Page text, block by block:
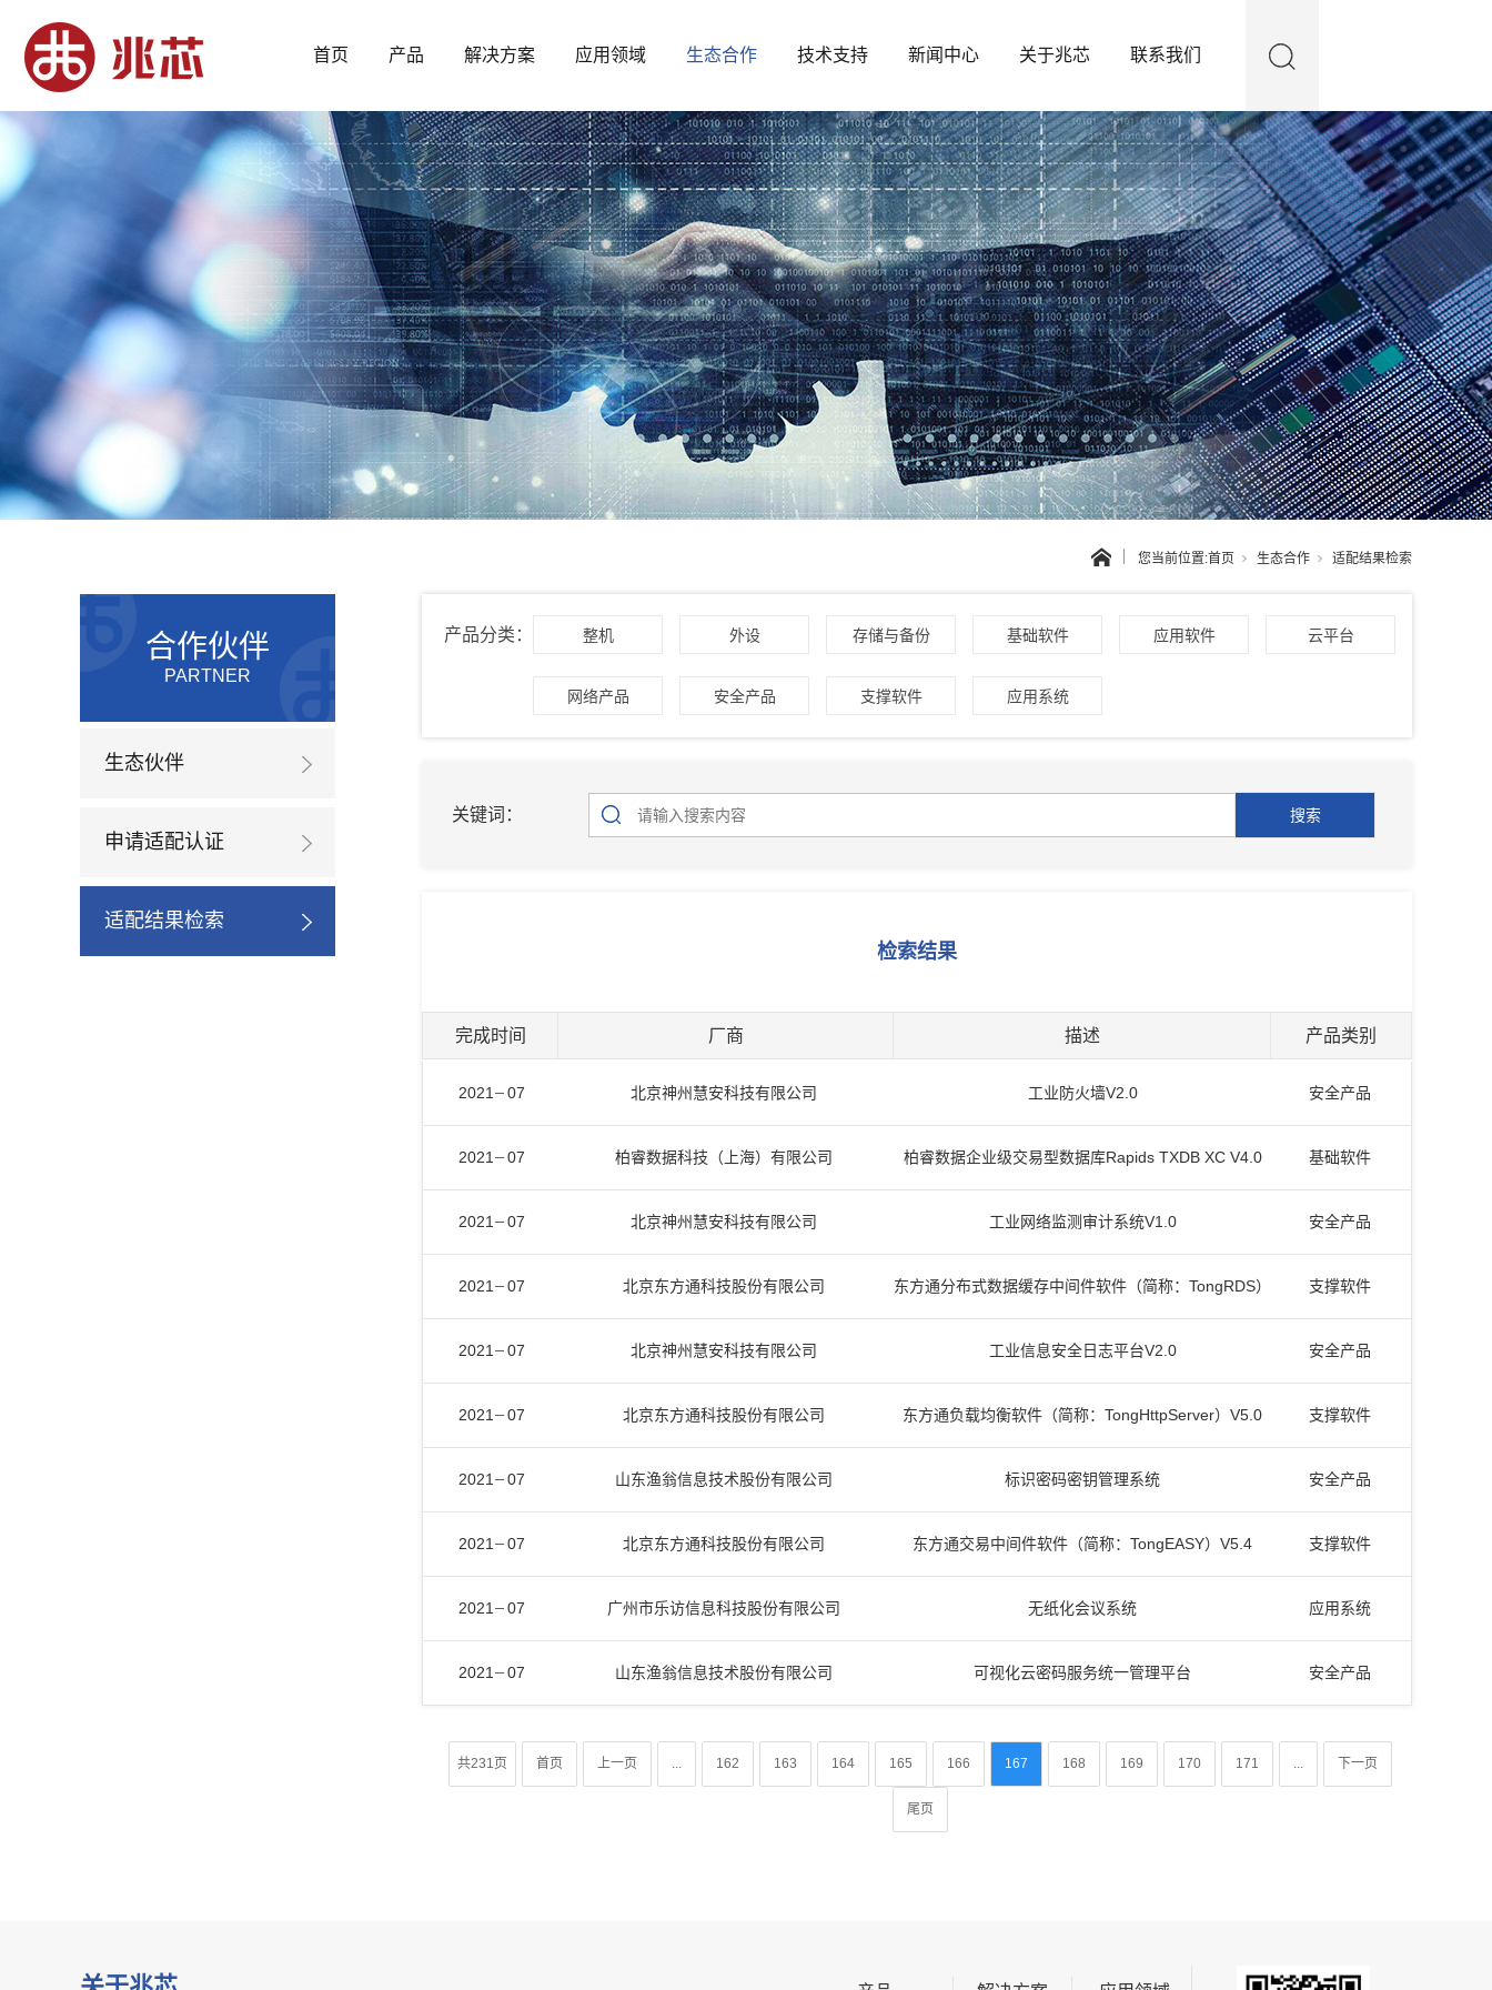
首页 产品 解决方案 应用领域 生态合作 技术支持 新闻中心 关于兆芯 联系我们
您当前位置:首页 生态合作 适配结果检索
合作伙伴
PARTNER
生态伙伴
申请适配认证
适配结果检索
检索结果
完成时间 厂商 描述 产品类别
产品分类： 整机 外设 存储与备份 基础软件 应用软件 云平台
网络产品 安全产品 支撑软件 应用系统
关键词：
2021 07 北京神州慧安科技有限公司 工业防火墙V2.0 安全产品
2021 07 柏睿数据科技（上海）有限公司 柏睿数据企业级交易型数据库Rapids TXDB XC V4.0 基础软件
2021 07 北京神州慧安科技有限公司 工业网络监测审计系统V1.0 安全产品
2021 07 北京东方通科技股份有限公司 东方通分布式数据缓存中间件软件（简称：TongRDS）
V2.2
支撑软件
2021 07 北京神州慧安科技有限公司 工业信息安全日志平台V2.0 安全产品
2021 07 北京东方通科技股份有限公司 东方通负载均衡软件（简称：TongHttpServer）V5.0 支撑软件
2021 07 山东渔翁信息技术股份有限公司 标识密码密钥管理系统 安全产品
2021 07 北京东方通科技股份有限公司 东方通交易中间件软件（简称：TongEASY）V5.4 支撑软件
2021 07 广州市乐访信息科技股份有限公司 无纸化会议系统 应用系统
2021 07 山东渔翁信息技术股份有限公司 可视化云密码服务统一管理平台 安全产品
共231页 首页 上一页 ... 162 163 164 165 166 167 168 169 170 171 ... 下一页
尾页